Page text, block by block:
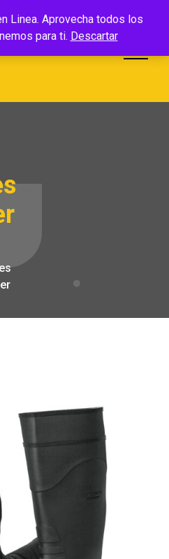
Linea. Aprovecha todos los
para ti. Descartar